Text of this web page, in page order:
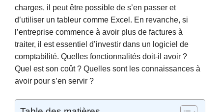
charges, il peut être possible de s’en passer et
d’utiliser un tableur comme Excel. En revanche, si
l’entreprise commence à avoir plus de factures à
traiter, il est essentiel d’investir dans un logiciel de
comptabilité. Quelles fonctionnalités doit-il avoir ?
Quel est son coût ? Quelles sont les connaissances à
avoir pour s’en servir ?